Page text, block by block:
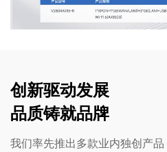
创新驱动发展
品质铸就品牌
我们率先推出多款业内独创产